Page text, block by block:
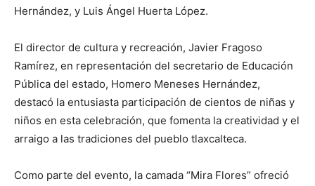
Hernández, y Luis Ángel Huerta López.
El director de cultura y recreación, Javier Fragoso
Ramírez, en representación del secretario de Educación
Pública del estado, Homero Meneses Hernández,
destacó la entusiasta participación de cientos de niñas y
niños en esta celebración, que fomenta la creatividad y el
arraigo a las tradiciones del pueblo tlaxcalteca.
Como parte del evento, la camada “Mira Flores” ofreció